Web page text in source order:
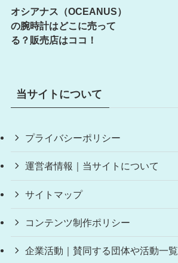
オシアナス（OCEANUS）
の腕時計はどこに売って
る？販売店はココ！
当サイトについて
プライバシーポリシー
運営者情報｜当サイトについて
サイトマップ
コンテンツ制作ポリシー
企業活動｜賛同する団体や活動一覧